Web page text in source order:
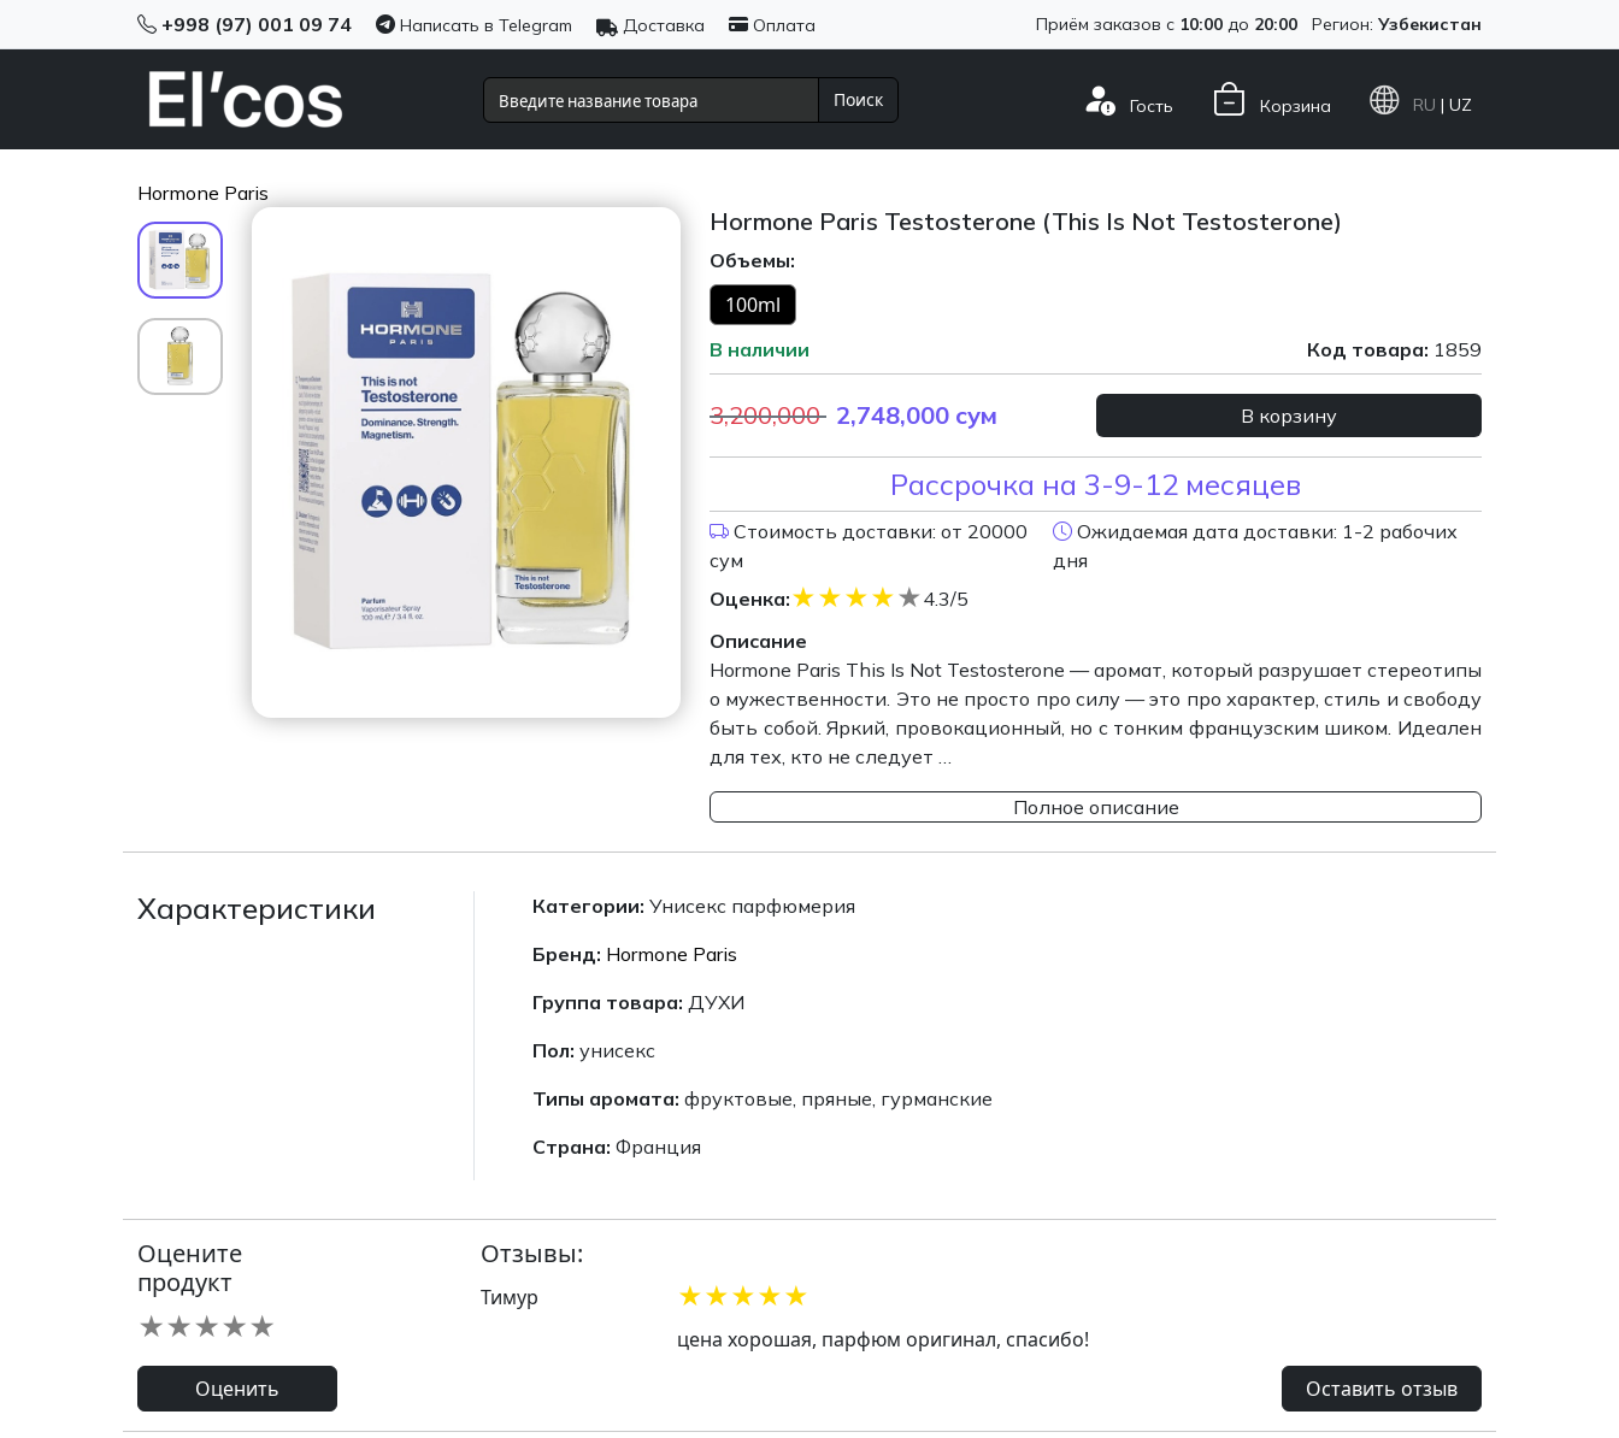
+998 (97) 001 09 74 Написать в Telegram Доставка Оплата Приём заказов с 10:00 до 20:00 Регион: Узбекистан
Поиск Гость Корзина RU | UZ
Hormone Paris
Hormone Paris Testosterone (This Is Not Testosterone)
Объемы:
100ml
В наличии Код товара: 1859
3,200,000 2,748,000 сум В корзину
Рассрочка на 3-9-12 месяцев
Стоимость доставки: от 20000
сум
Ожидаемая дата доставки: 1-2 рабочих
дня
Оценка:
★
★
★
★
★
4.3/5
Описание
Hormone Paris This Is Not Testosterone — аромат, который разрушает стереотипы
о мужественности. Это не просто про силу — это про характер, стиль и свободу
быть собой. Яркий, провокационный, но с тонким французским шиком. Идеален
для тех, кто не следует …
Полное описание
Характеристики Категории: Унисекс парфюмерия
Бренд: Hormone Paris
Группа товара: ДУХИ
Пол: унисекс
Типы аромата: фруктовые, пряные, гурманские
Страна: Франция
Оцените
продукт
★
★
★
★
★
Оценить
Отзывы:
Тимур ★
★
★
★
★
цена хорошая, парфюм оригинал, спасибо!
Оставить отзыв